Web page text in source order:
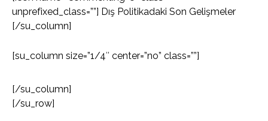
unprefixed_class=””] Dış Politikadaki Son Gelişmeler
[/su_column]
[su_column size=”1/4″ center=”no” class=””]
[/su_column]
[/su_row]